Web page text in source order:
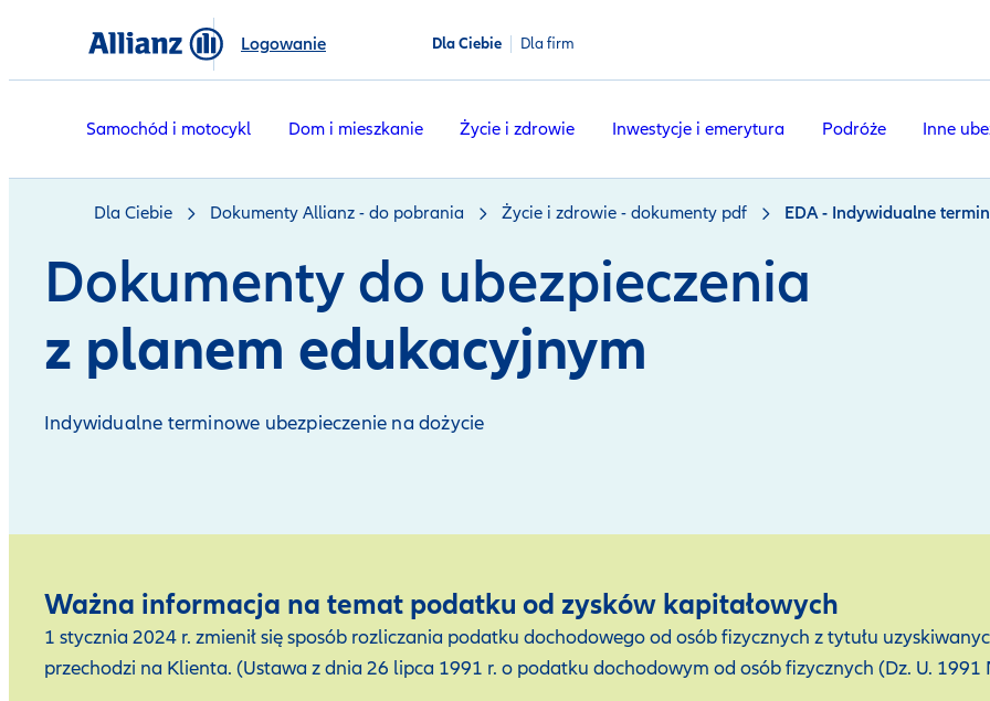
Logowanie Dla Ciebie Dla firm
Samochód i motocykl Dom i mieszkanie Życie i zdrowie Inwestycje i emerytura Podróże Inne
Dla Ciebie Dokumenty Allianz - do pobrania Życie i zdrowie - dokumenty pdf EDA - Indywidualne
Dokumenty do ubezpieczenia
z planem edukacyjnym
Indywidualne terminowe ubezpieczenie na dożycie
Ważna informacja na temat podatku od zysków kapitałowych
1 stycznia 2024 r. zmienił się sposób rozliczania podatku dochodowego od osób fizycznych z tytułu
przechodzi na Klienta. (Ustawa z dnia 26 lipca 1991 r. o podatku dochodowym od osób fizycznych (Dz. U. 1991